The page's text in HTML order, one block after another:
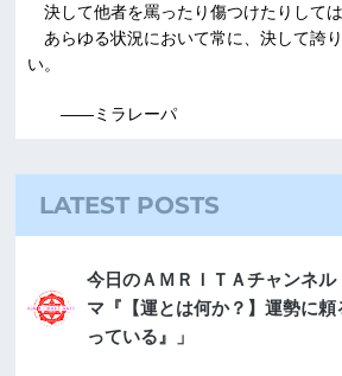
決して他者を罵ったり傷つけたりしては
あらゆる状況において常に、決して誇
い。
――ミラレーパ
LATEST POSTS
今日のＡＭＲＩＴＡチャンネ
マ『【運とは何か？】運勢に
っている』」